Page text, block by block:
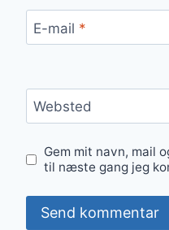
E-mail *
Websted
Gem mit navn, mail
til næste gang jeg